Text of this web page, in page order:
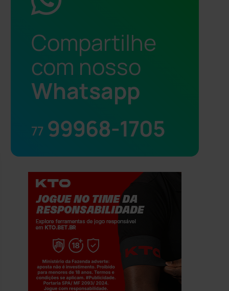
Compartilhe
com nosso
Whatsapp
77 99968-1705